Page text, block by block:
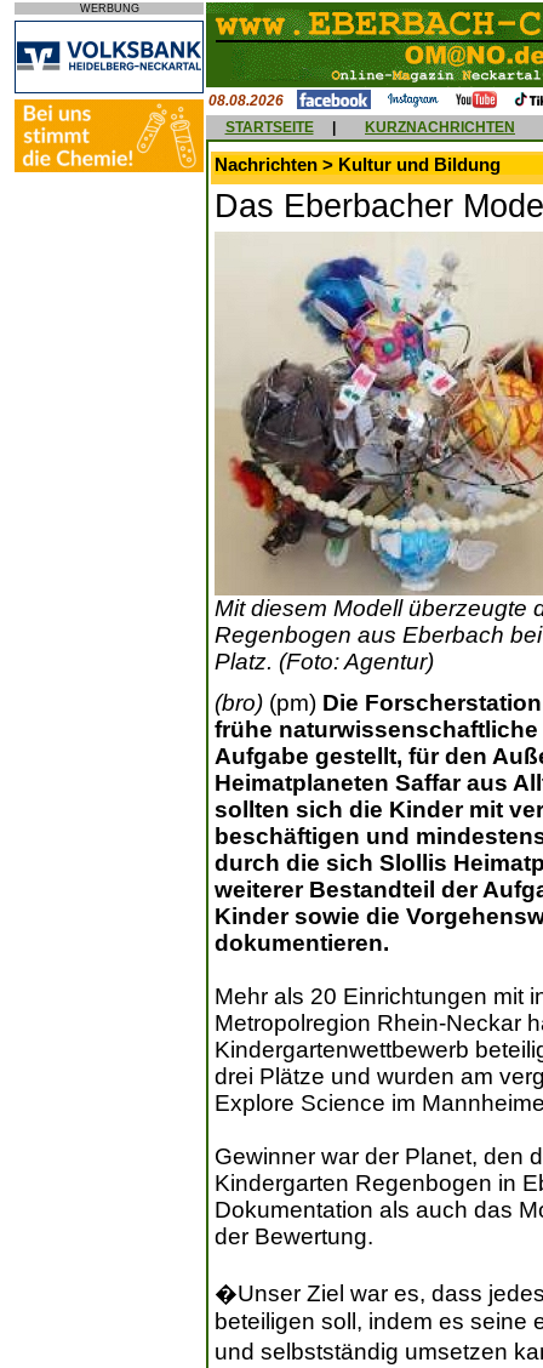
WERBUNG
08.08.2026
STARTSEITE
KURZNACHRICHTEN
Nachrichten > Kultur und Bildung
Das Eberbacher
Mit diesem Modell überzeugte
Regenbogen aus Eberbach
Platz. (Foto: Agentur)
(bro) (pm) Die
frühe
Aufgabe gestellt, für den
Heimatplaneten Saffar aus
sollten sich die Kinder mit
beschäftigen und
durch die sich Slollis
weiterer Bestandteil der
Kinder sowie die
dokumentieren.
Mehr als 20 Einrichtungen mit
Metropolregion Rhein-Neckar
Kindergartenwettbewerb
drei Plätze und wurden am
Explore Science im
Gewinner war der Planet, den
Kindergarten Regenbogen in
Dokumentation als auch das
der Bewertung.
�Unser Ziel war es, dass
beteiligen soll, indem es seine
und selbstständig umsetzen